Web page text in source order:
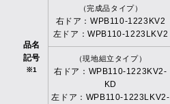
品名
記号
※1
（完成品タイプ）
右ドア：WPB110-1223KV2
左ドア：WPB110-1223LKV2
（現地組立タイプ）
右ドア：WPB110-1223KV2-
KD
左ドア：WPB110-1223LKV2-